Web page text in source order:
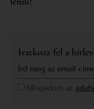
Iratkozz fel a
Elfogadom az